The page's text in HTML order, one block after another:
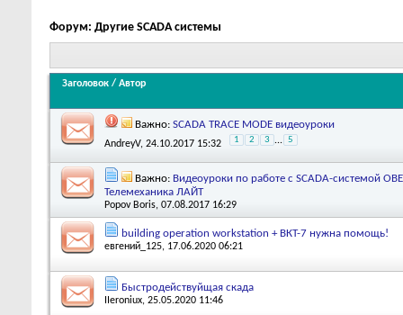
Форум: Другие SCADA системы
Заголовок / Автор
Важно: SCADA TRACE MODE видеоуроки
AndreyV, 24.10.2017 15:32 1 2 3 ... 5
Важно: Видеоуроки по работе с SCADA-системой
Телемеханика ЛАЙТ
Popov Boris, 07.08.2017 16:29
building operation workstation + ВКТ-7 нужна помощь!
евгений_125, 17.06.2020 06:21
Быстродействуйщая скада
IIeroniux, 25.05.2020 11:46